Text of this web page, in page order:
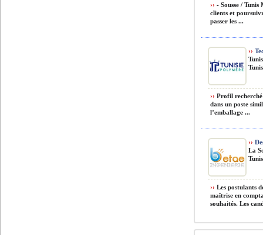
›› - Sousse /
clients et
passer les ...
››
›› Profil
dans un poste
l’emballage ...
››
La
›› Les postulants
maîtrise en
souhaités. Les